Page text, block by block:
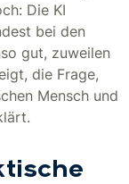
Die KI
bei den
gut, zuweilen
die Frage,
Mensch und